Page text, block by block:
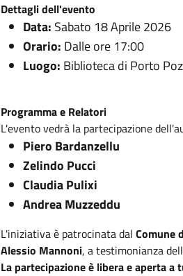
Dettagli dell'evento
Data: Sabato 18 Aprile 2026
Orario: Dalle ore 17:00
Luogo: Biblioteca di Porto
Programma e Relatori
L'evento vedrà la partecipazione
Piero Bardanzellu
Zelindo Pucci
Claudia Pulixi
Andrea Muzzeddu
L'iniziativa è patrocinata dal Comune
Alessio Mannoni, a testimonianza
La partecipazione è libera e aperta a